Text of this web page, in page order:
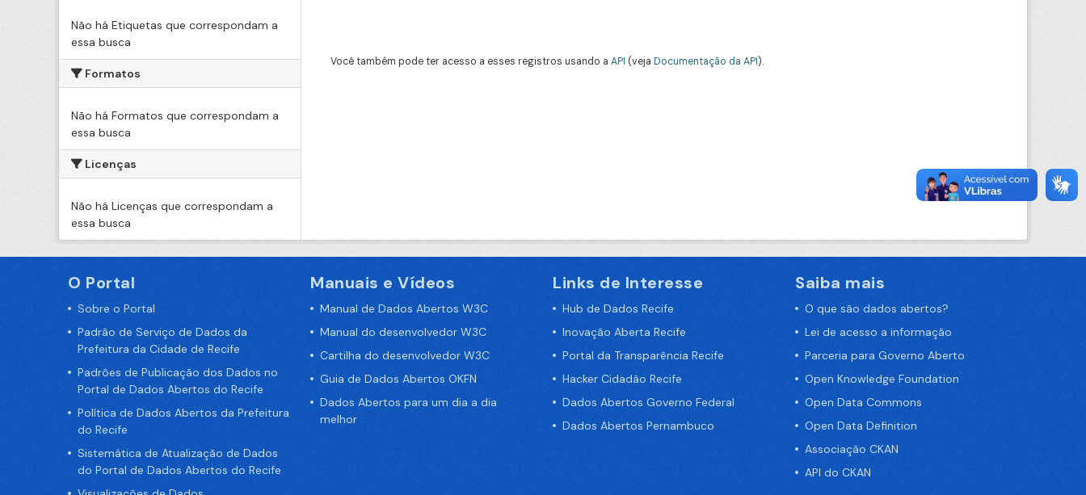
Não há Etiquetas que correspondam a
essa busca
Formatos
Não há Formatos que correspondam a
essa busca
Licenças
Não há Licenças que correspondam a
essa busca
Você também pode ter acesso a esses registros usando a API (veja Documentação da API).
O Portal
Sobre o Portal
Padrão de Serviço de Dados da
Prefeitura da Cidade de Recife
Padrões de Publicação dos Dados no
Portal de Dados Abertos do Recife
Política de Dados Abertos da Prefeitura
do Recife
Sistemática de Atualização de Dados
do Portal de Dados Abertos do Recife
Manuais e Vídeos
Manual de Dados Abertos W3C
Manual do desenvolvedor W3C
Cartilha do desenvolvedor W3C
Guia de Dados Abertos OKFN
Dados Abertos para um dia a dia
melhor
Links de Interesse
Hub de Dados Recife
Inovação Aberta Recife
Portal da Transparência Recife
Hacker Cidadão Recife
Dados Abertos Governo Federal
Dados Abertos Pernambuco
Saiba mais
O que são dados abertos?
Lei de acesso a informação
Parceria para Governo Aberto
Open Knowledge Foundation
Open Data Commons
Open Data Definition
Associação CKAN
API do CKAN